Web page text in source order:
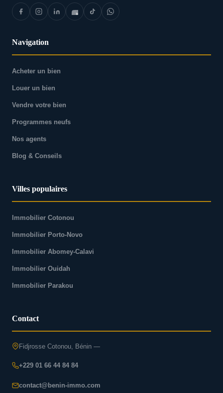
Navigation
Acheter un bien
Louer un bien
Vendre votre bien
Programmes neufs
Nos agents
Blog & Conseils
Villes populaires
Immobilier Cotonou
Immobilier Porto-Novo
Immobilier Abomey-Calavi
Immobilier Ouidah
Immobilier Parakou
Contact
Fidjrosse Cotonou, Bénin —
+229 01 66 44 84 84
contact@benin-immo.com